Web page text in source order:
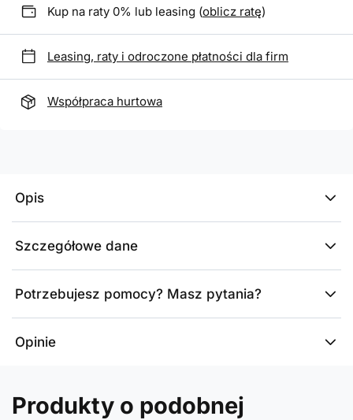
Kup na raty 0% lub leasing (oblicz ratę)
Leasing, raty i odroczone płatności dla firm
Współpraca hurtowa
Opis
Szczegółowe dane
Potrzebujesz pomocy? Masz pytania?
Opinie
Produkty o podobnej